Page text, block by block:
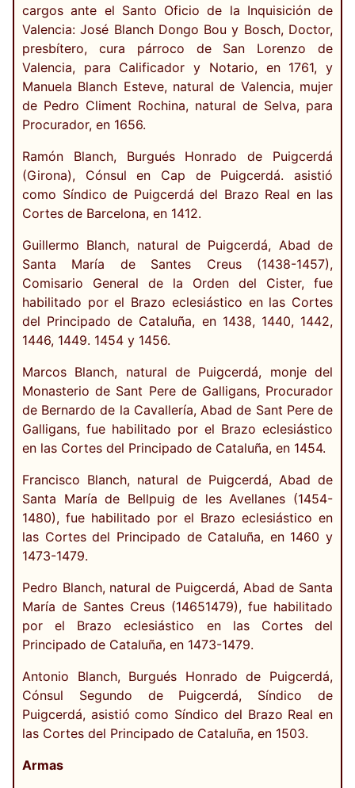
cargos ante el Santo Oficio de la Inquisición de
Valencia: José Blanch Dongo Bou y Bosch, Doctor,
presbítero, cura párroco de San Lorenzo de
Valencia, para Calificador y Notario, en 1761, y
Manuela Blanch Esteve, natural de Valencia, mujer
de Pedro Climent Rochina, natural de Selva, para
Procurador, en 1656.
Ramón Blanch, Burgués Honrado de Puigcerdá
(Girona), Cónsul en Cap de Puigcerdá. asistió
como Síndico de Puigcerdá del Brazo Real en las
Cortes de Barcelona, en 1412.
Guillermo Blanch, natural de Puigcerdá, Abad de
Santa María de Santes Creus (1438-1457),
Comisario General de la Orden del Cister, fue
habilitado por el Brazo eclesiástico en las Cortes
del Principado de Cataluña, en 1438, 1440, 1442,
1446, 1449. 1454 y 1456.
Marcos Blanch, natural de Puigcerdá, monje del
Monasterio de Sant Pere de Galligans, Procurador
de Bernardo de la Cavallería, Abad de Sant Pere de
Galligans, fue habilitado por el Brazo eclesiástico
en las Cortes del Principado de Cataluña, en 1454.
Francisco Blanch, natural de Puigcerdá, Abad de
Santa María de Bellpuig de les Avellanes (1454-
1480), fue habilitado por el Brazo eclesiástico en
las Cortes del Principado de Cataluña, en 1460 y
1473-1479.
Pedro Blanch, natural de Puigcerdá, Abad de Santa
María de Santes Creus (1465­1479), fue habilitado
por el Brazo eclesiástico en las Cortes del
Principado de Cataluña, en 1473-1479.
Antonio Blanch, Burgués Honrado de Puigcerdá,
Cónsul Segundo de Puigcerdá, Síndico de
Puigcerdá, asistió como Síndico del Brazo Real en
las Cortes del Principado de Cataluña, en 1503.
Armas